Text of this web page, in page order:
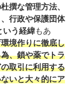
杜撰な管理方法、
行政や保護団体
いう経緯もあ
境作りに徹底し
、鎖や薬でトラ
取引に利用する
いと大々的にア